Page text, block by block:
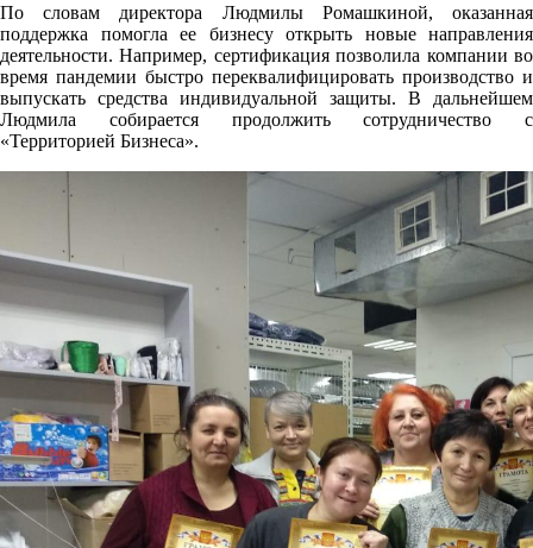
По словам директора Людмилы Ромашкиной, оказанная
поддержка помогла ее бизнесу открыть новые направления
деятельности. Например, сертификация позволила компании во
время пандемии быстро переквалифицировать производство и
выпускать средства индивидуальной защиты. В дальнейшем
Людмила собирается продолжить сотрудничество с
«Территорией Бизнеса».